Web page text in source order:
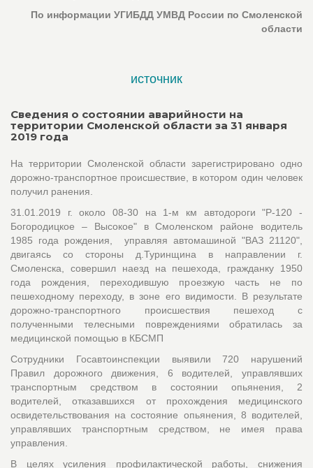
По информации УГИБДД УМВД России по Смоленской
области
источник
Сведения о состоянии аварийности на
территории Смоленской области за 31 января
2019 года
На территории Смоленской области зарегистрировано одно
дорожно-транспортное происшествие, в котором один человек
получил ранения.
31.01.2019 г. около 08-30 на 1-м км автодороги "Р-120 -
Богородицкое – Высокое" в Смоленском районе водитель
1985 года рождения, управляя автомашиной "ВАЗ 21120",
двигаясь со стороны д.Туринщина в направлении г.
Смоленска, совершил наезд на пешехода, гражданку 1950
года рождения, переходившую проезжую часть не по
пешеходному переходу, в зоне его видимости. В результате
дорожно-транспортного происшествия пешеход с
полученными телесными повреждениями обратилась за
медицинской помощью в КБСМП
Сотрудники Госавтоинспекции выявили 720 нарушений
Правил дорожного движения, 6 водителей, управлявших
транспортным средством в состоянии опьянения, 2
водителей, отказавшихся от прохождения медицинского
освидетельствования на состояние опьянения, 8 водителей,
управлявших транспортным средством, не имея права
управления.
В целях усиления профилактической работы, снижения